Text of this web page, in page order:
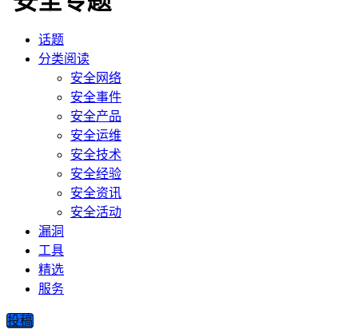
话题
分类阅读
安全网络
安全事件
安全产品
安全运维
安全技术
安全经验
安全资讯
安全活动
漏洞
工具
精选
服务
投稿